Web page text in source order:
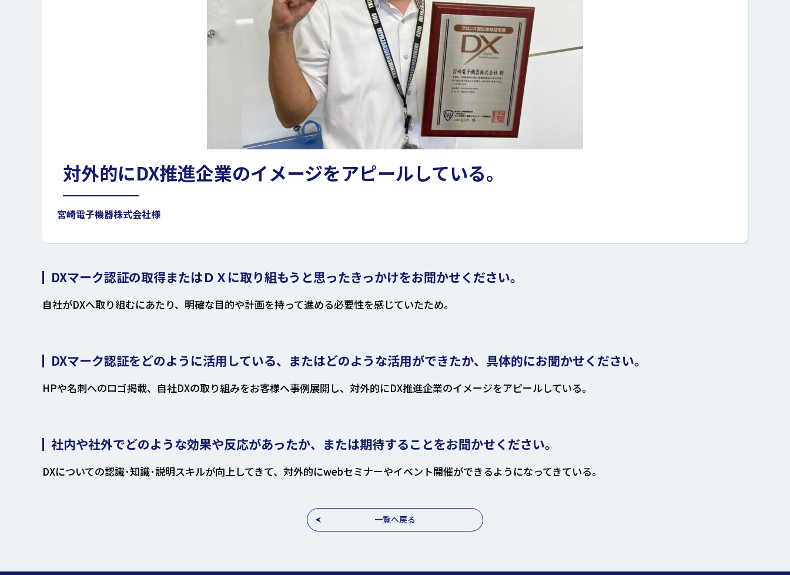
対外的にDX推進企業のイメージをアピールしている。
宮崎電子機器株式会社様
DXマーク認証の取得またはＤＸに取り組もうと思ったきっかけをお聞かせください。
自社がDXへ取り組むにあたり、明確な目的や計画を持って進める必要性を感じていたため。
DXマーク認証をどのように活用している、またはどのような活用ができたか、具体的にお聞かせください。
HPや名刺へのロゴ掲載、自社DXの取り組みをお客様へ事例展開し、対外的にDX推進企業のイメージをアピールしている。
社内や社外でどのような効果や反応があったか、または期待することをお聞かせください。
DXについての認識･知識･説明スキルが向上してきて、対外的にwebセミナーやイベント開催ができるようになってきている。
一覧へ戻る